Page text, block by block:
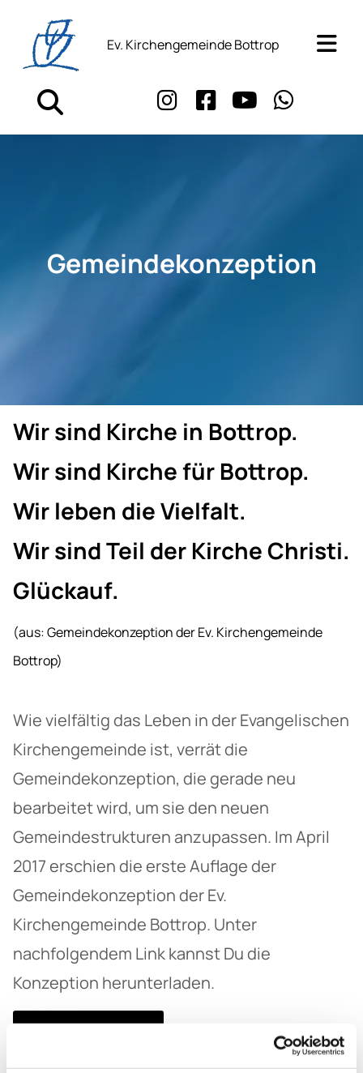
Ev. Kirchengemeinde Bottrop
Gemeindekonzeption
Wir sind Kirche in Bottrop.
Wir sind Kirche für Bottrop.
Wir leben die Vielfalt.
Wir sind Teil der Kirche Christi.
Glückauf.
(aus: Gemeindekonzeption der Ev. Kirchengemeinde
Bottrop)
Wie vielfältig das Leben in der Evangelischen
Kirchengemeinde ist, verrät die
Gemeindekonzeption, die gerade neu
bearbeitet wird, um sie den neuen
Gemeindestrukturen anzupassen. Im April
2017 erschien die erste Auflage der
Gemeindekonzeption der Ev.
Kirchengemeinde Bottrop. Unter
nachfolgendem Link kannst Du die
Konzeption herunterladen.